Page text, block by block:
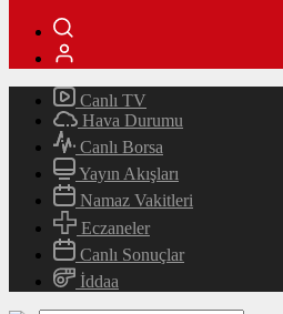
Canlı TV
Hava Durumu
Canlı Borsa
Yayın Akışları
Namaz Vakitleri
Eczaneler
Canlı Sonuçlar
İddaa